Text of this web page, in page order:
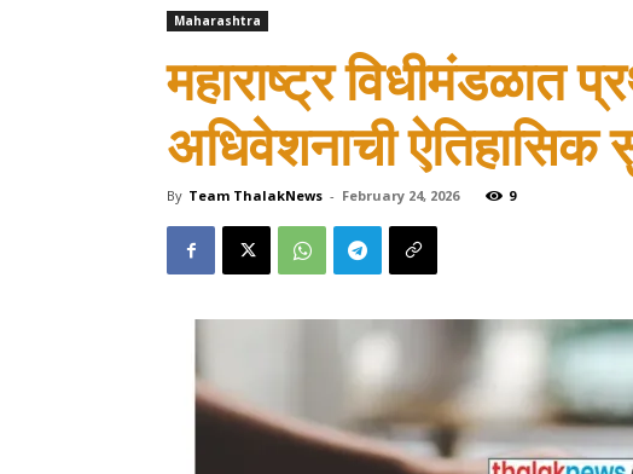
Maharashtra
महाराष्ट्र विधीमंडळात
अधिवेशनाची ऐतिहासिक
By Team ThalakNews - February 24, 2026 9